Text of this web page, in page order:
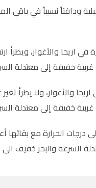
ودافئاً نسبياً في باقي
.
اريحا والأغوار، ويطرأ
والأغوار، ولا يطرأ
السرعة والبحر خفيف